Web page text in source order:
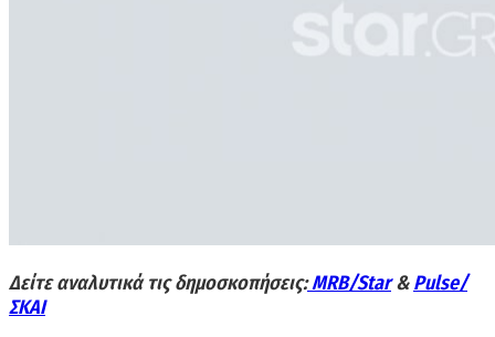
Δείτε αναλυτικά τις δημοσκοπήσεις:MRB/Star&Pulse/
ΣΚΑΙ